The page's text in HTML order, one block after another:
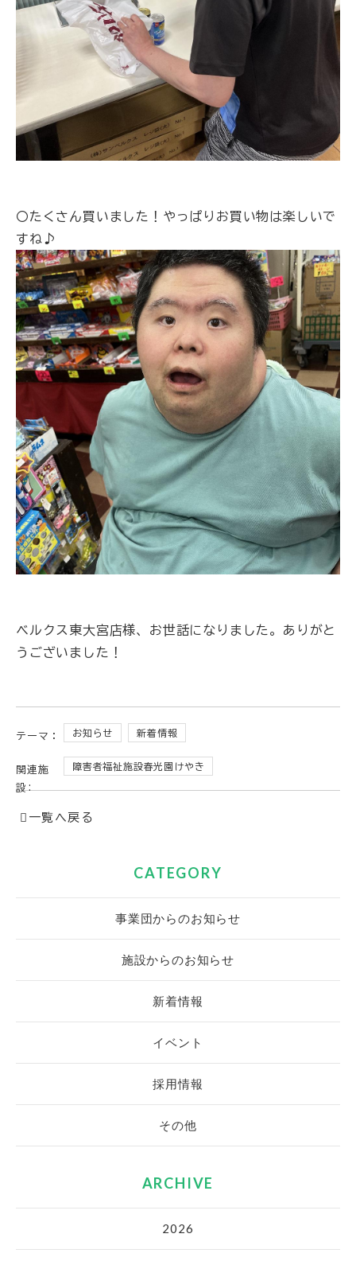
〇たくさん買いました！やっぱりお買い物は楽しいで
すね♪
ベルクス東大宮店様、お世話になりました。ありがと
うございました！
テーマ： お知らせ 新着情報
関連施
設:
障害者福祉施設春光園けやき
一覧へ戻る
CATEGORY
事業団からのお知らせ
施設からのお知らせ
新着情報
イベント
採用情報
その他
ARCHIVE
2026